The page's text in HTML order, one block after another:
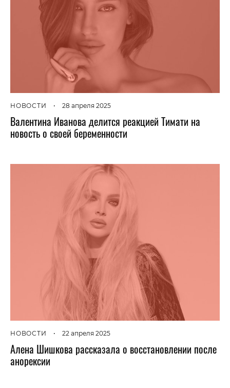
НОВОСТИ • 28 апреля 2025
Валентина Иванова делится реакцией Тимати на
новость о своей беременности
НОВОСТИ • 22 апреля 2025
Алена Шишкова рассказала о восстановлении после
анорексии